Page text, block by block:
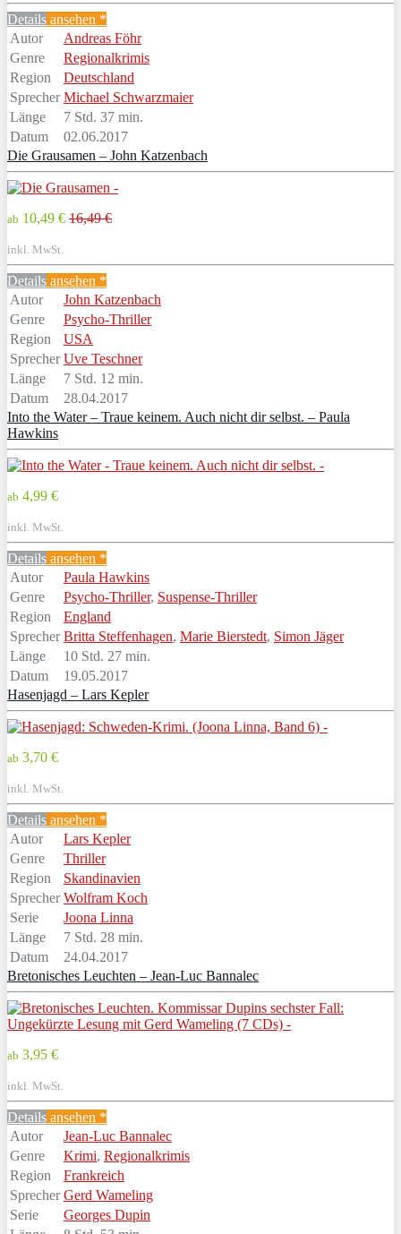
Details ansehen *
Autor
Andreas Föhr
Genre
Regionalkrimis
Region
Deutschland
Sprecher Michael Schwarzmaier
Länge
7 Std. 37 min.
Datum
02.06.2017
Die Grausamen – John Katzenbach
ab 10,49 € 16,49 €
inkl. MwSt.
Details ansehen *
Autor
John Katzenbach
Genre
Psycho-Thriller
Region
USA
Sprecher Uve Teschner
Länge
7 Std. 12 min.
Datum
28.04.2017
Into the Water – Traue keinem. Auch nicht dir selbst. – Paula
Hawkins
ab 4,99 €
inkl. MwSt.
Details ansehen *
Autor
Paula Hawkins
Genre
Psycho-Thriller, Suspense-Thriller
Region
England
Sprecher Britta Steffenhagen, Marie Bierstedt, Simon Jäger
Länge
10 Std. 27 min.
Datum
19.05.2017
Hasenjagd – Lars Kepler
ab 3,70 €
inkl. MwSt.
Details ansehen *
Autor
Lars Kepler
Genre
Thriller
Region
Skandinavien
Sprecher Wolfram Koch
Serie
Joona Linna
Länge
7 Std. 28 min.
Datum
24.04.2017
Bretonisches Leuchten – Jean-Luc Bannalec
ab 3,95 €
inkl. MwSt.
Details ansehen *
Autor
Jean-Luc Bannalec
Genre
Krimi, Regionalkrimis
Region
Frankreich
Sprecher Gerd Wameling
Serie
Georges Dupin